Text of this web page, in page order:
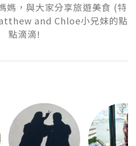
媽，與大家分享旅遊美食 (特
and Chloe小兄妹的點
點滴滴!